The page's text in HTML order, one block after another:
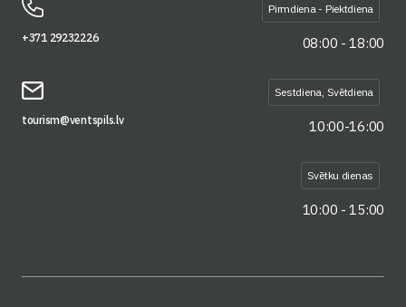
+371 29232226
tourism@ventspils.lv
Pirmdiena - Piektdiena
08:00 - 18:00
Sestdiena, Svētdiena
10:00-16:00
Svētku dienas
10:00 - 15:00